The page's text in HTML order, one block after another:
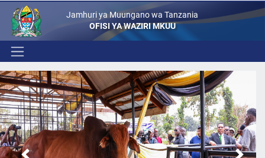
Jamhuri ya Muungano wa Tanzania
OFISI YA WAZIRI MKUU